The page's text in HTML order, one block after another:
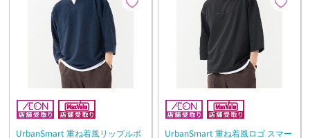
UrbanSmart 重ね着風リップルボ
UrbanSmart 重ね着風ロゴ スマー